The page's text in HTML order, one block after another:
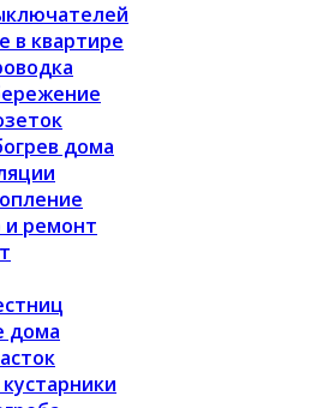
в квартире
дома
и ремонт
дома